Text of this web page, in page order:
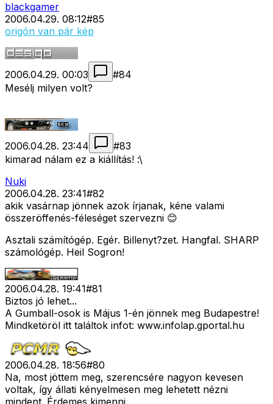
blackgamer
2006.04.29. 08:12#85
origón van pár kép
2006.04.29. 00:03 #84
Mesélj milyen volt?
2006.04.28. 23:44 #83
kimarad nálam ez a kiállítás! :\
Nuki
2006.04.28. 23:41#82
akik vasárnap jönnek azok írjanak, kéne valami
összeröffenés-féleséget szervezni 😊
Asztali számítógép. Egér. Billenyt?zet. Hangfal. SHARP
számológép. Heil Sogron!
2006.04.28. 19:41#81
Biztos jó lehet...
A Gumball-osok is Május 1-én jönnek meg Budapestre!
Mindketöröl itt találtok infot: www.infolap.gportal.hu
2006.04.28. 18:56#80
Na, most jöttem meg, szerencsére nagyon kevesen
voltak, így állati kényelmesen meg lehetett nézni